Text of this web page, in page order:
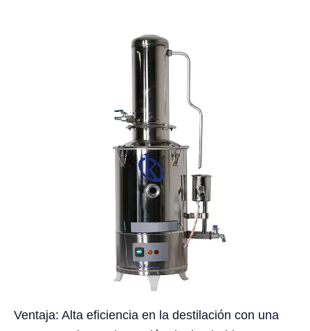
Ventaja: Alta eficiencia en la destilación con una